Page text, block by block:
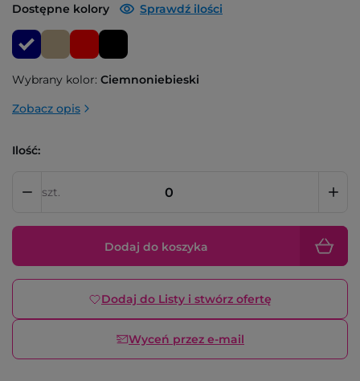
Dostępne kolory Sprawdź ilości
Wybrany kolor: Ciemnoniebieski
Zobacz opis
Ilość:
szt.
Dodaj do koszyka
Dodaj do Listy i stwórz ofertę
Wyceń przez e-mail